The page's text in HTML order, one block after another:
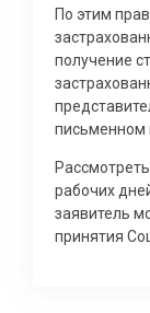
По этим
получение
письменном
рабочих
заявитель
принятия